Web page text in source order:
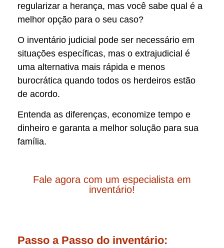
regularizar a herança, mas você sabe qual é a
melhor opção para o seu caso?
O inventário judicial pode ser necessário em
situações específicas, mas o extrajudicial é
uma alternativa mais rápida e menos
burocrática quando todos os herdeiros estão
de acordo.
Entenda as diferenças, economize tempo e
dinheiro e garanta a melhor solução para sua
família.
Fale agora com um especialista em
inventário!
Passo a Passo do inventário: